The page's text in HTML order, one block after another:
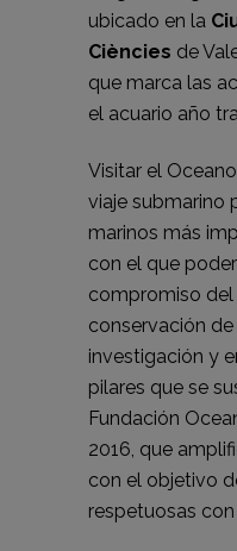
ubicado en la
Ciències de
que marca las
el acuario año
Visitar el
viaje submarino
marinos más
con el que
compromiso del
conservación
investigación y
pilares que se
Fundación
2016, que
con el objetivo
respetuosas